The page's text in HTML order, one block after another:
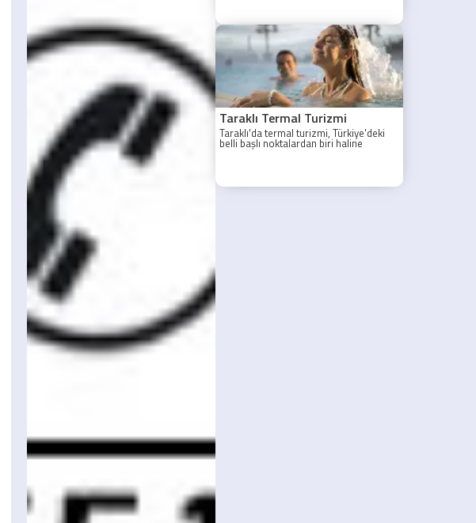
Taraklı Termal Turizmi
Taraklı'da termal turizmi, Türkiye'deki
belli başlı noktalardan biri haline
gelmiştir.